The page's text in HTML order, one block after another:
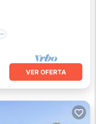
VER OFERTA